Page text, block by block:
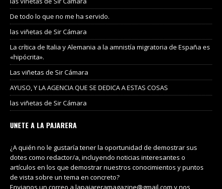
De todo lo que no me ha servido.
las viñetas de Sir Cámara
La crítica de Italia y Alemania a la amnistía migratoria de España es
«hipócrita».
Las viñetas de Sir Cámara
AYUSO, Y LA AGENCIA QUE SE DEDICA A ESTAS COSAS
las viñetas de Sir Cámara
UNETE A LA PAJARERA
¿A quién no le gustaría tener la oportunidad de demostrar sus
dotes como redactor/a, incluyendo noticias interesantes o
artículos en los que demostrar nuestros conocimientos y puntos
de vista sobre un tema en concreto?
Envianos un correo a lapajareramagazine@gmail.com y nos